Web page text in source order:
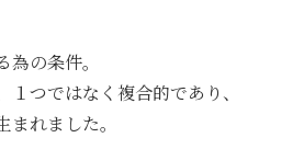
の条件。
１つではなく複合的であり、
れました。